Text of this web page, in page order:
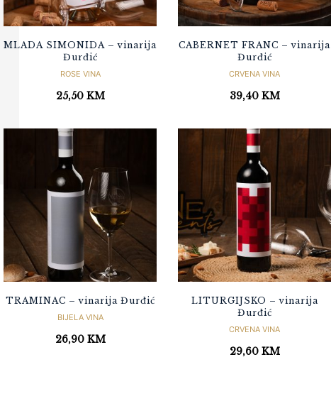
MLADA SIMONIDA – vinarija
Đurđić
ROSE VINA
25,50 KM
CABERNET FRANC – vinarija
Đurđić
CRVENA VINA
39,40 KM
TRAMINAC – vinarija Đurđić
BIJELA VINA
26,90 KM
LITURGIJSKO – vinarija
Đurđić
CRVENA VINA
29,60 KM